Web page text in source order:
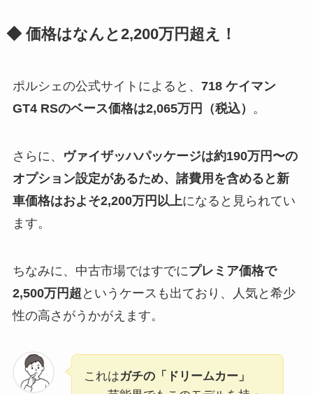
◆ 価格はなんと2,200万円超え！
ポルシェの公式サイトによると、 718 ケイマン
GT4 RSのベース価格は2,065万円（税込）
。
さらに、
ヴァイザッハパッケージは約190万円〜の
オプション設定があるため、諸費用を含めると新
車価格はおよそ2,200万円以上になると見られてい
ます。
ちなみに、中古市場ではすでにプレミア価格で
2,500万円超 というケースも出ており、人気と希少
性の高さがうかがえます。
これはガチの「ドリームカー」